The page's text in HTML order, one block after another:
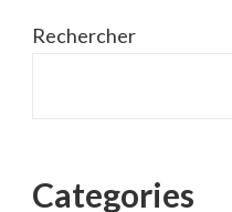
Rechercher
Categories